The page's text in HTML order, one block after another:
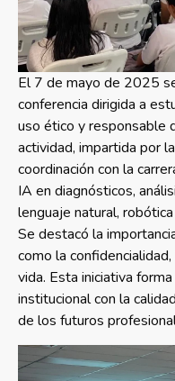
El 7 de mayo de 2025
conferencia dirigida a
uso ético y responsable
actividad, impartida por
coordinación con la
IA en diagnósticos,
lenguaje natural,
Se destacó la
como la
vida. Esta iniciativa
institucional con la
de los futuros